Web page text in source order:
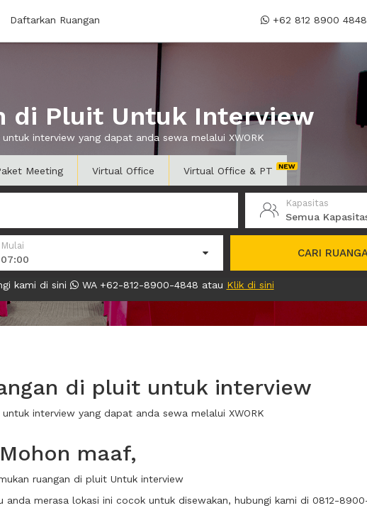
Daftarkan Ruangan +62 812 8900 4848
di Pluit Untuk Interview
interview yang dapat anda sewa melalui XWORK
Meeting Virtual Office Virtual Office & PT
Kapasitas
Semua
Mulai
07:00
CARI
kami di sini WA +62-812-8900-4848 atau Klik di sini
di pluit untuk interview
interview yang dapat anda sewa melalui XWORK
Mohon maaf,
ruangan di pluit Untuk interview
merasa lokasi ini cocok untuk disewakan, hubungi kami di 0812-